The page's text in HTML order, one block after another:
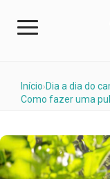
Início› Dia a dia do
Como fazer uma